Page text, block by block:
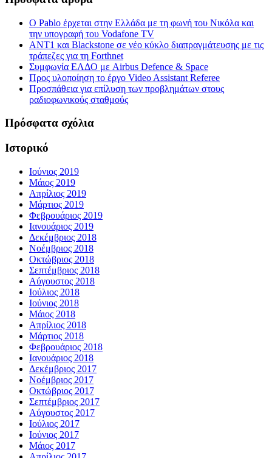
Ο Pablo έρχεται στην Ελλάδα με τη φωνή του Νικόλα και
την υπογραφή του Vodafone TV
ΑΝΤ1 και Blackstone σε νέο κύκλο διαπραγμάτευσης με τις
τράπεζες για τη Forthnet
Συμφωνία ΕΛΔΟ με Airbus Defence & Space
Προς υλοποίηση το έργο Video Assistant Referee
Προσπάθεια για επίλυση των προβλημάτων στους
ραδιοφωνικούς σταθμούς
Πρόσφατα σχόλια
Ιστορικό
Ιούνιος 2019
Μάιος 2019
Απρίλιος 2019
Μάρτιος 2019
Φεβρουάριος 2019
Ιανουάριος 2019
Δεκέμβριος 2018
Νοέμβριος 2018
Οκτώβριος 2018
Σεπτέμβριος 2018
Αύγουστος 2018
Ιούλιος 2018
Ιούνιος 2018
Μάιος 2018
Απρίλιος 2018
Μάρτιος 2018
Φεβρουάριος 2018
Ιανουάριος 2018
Δεκέμβριος 2017
Νοέμβριος 2017
Οκτώβριος 2017
Σεπτέμβριος 2017
Αύγουστος 2017
Ιούλιος 2017
Ιούνιος 2017
Μάιος 2017